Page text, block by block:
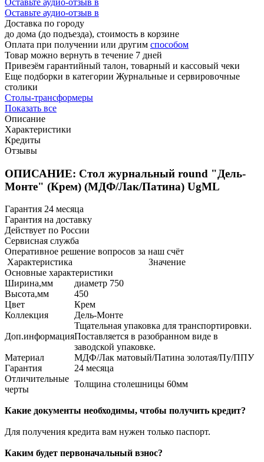
Оставьте аудио-отзыв в
Доставка по городу
до дома (до подъезда), стоимость в корзине
Оплата при получении или другим способом
Товар можно вернуть в течение 7 дней
Привезём гарантийный талон, товарный и кассовый чеки
Еще подборки в категории Журнальные и сервировочные
столики
Столы-трансформеры
Показать все
Описание
Характеристики
Кредиты
Отзывы
ОПИСАНИЕ: Стол журнальный round "Дель-
Монте" (Крем) (МДФ/Лак/Патина) UgML
Гарантия 24 месяца
Гарантия на доставку
Действует по России
Сервисная служба
Оперативное решение вопросов за наш счёт
Характеристика
Значение
Основные характеристики
Ширина,мм
диаметр 750
Высота,мм
450
Цвет
Крем
Коллекция
Дель-Монте
Доп.информация
Тщательная упаковка для транспортировки.
Поставляется в разобранном виде в
заводской упаковке.
Материал
МДФ/Лак матовый/Патина золотая/Пу/ППУ
Гарантия
24 месяца
Отличительные
черты
Толщина столешницы 60мм
Какие документы необходимы, чтобы получить кредит?
Для получения кредита вам нужен только паспорт.
Каким будет первоначальный взнос?